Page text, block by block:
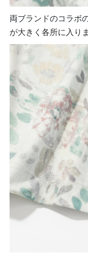
両ブランドのコラボ
が大きく各所に入りま